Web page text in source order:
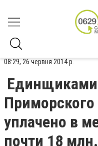
08:29, 26 червня 2014 р.
уплачено в
почти 18